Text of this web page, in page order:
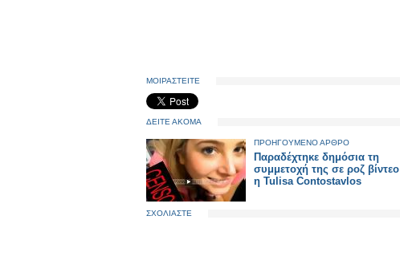
ΜΟΙΡΑΣΤΕΙΤΕ
ΔΕΙΤΕ ΑΚΟΜΑ
ΠΡΟΗΓΟΥΜΕΝΟ ΑΡΘΡΟ
Παραδέχτηκε δημόσια τη
συμμετοχή της σε ροζ βίντεο
η Tulisa Contostavlos
ΣΧΟΛΙΑΣΤΕ